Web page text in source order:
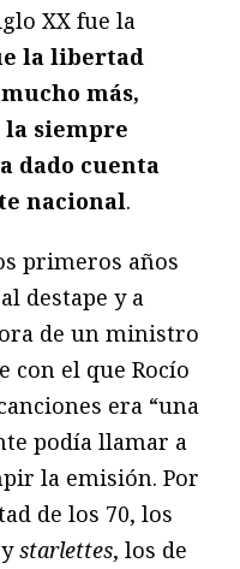
XX fue la
la libertad
más,
siempre
dado cuenta
nacional.
primeros años
destape y a
de un ministro
con el que Rocío
era “una
podía llamar a
la emisión. Por
de los 70, los
starlettes, los de